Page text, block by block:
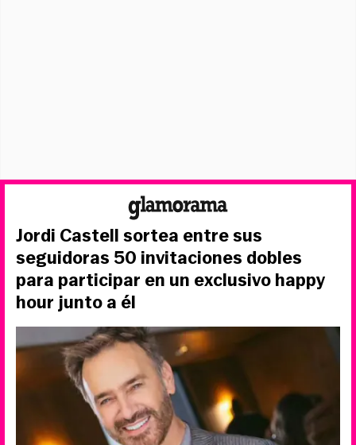
Jordi Castell sortea entre sus
seguidoras 50 invitaciones dobles
para participar en un exclusivo happy
hour junto a él